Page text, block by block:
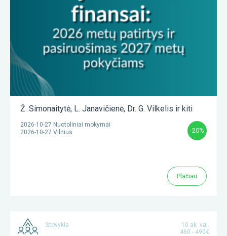
Ž. Simonaitytė, L. Janavičienė, Dr. G. Vilkelis ir kiti
2026-10-27 Nuotoliniai mokymai
2026-10-27 Vilnius
-20%
Plačiau
Stovykla
10 ak. val.
460 - 490€